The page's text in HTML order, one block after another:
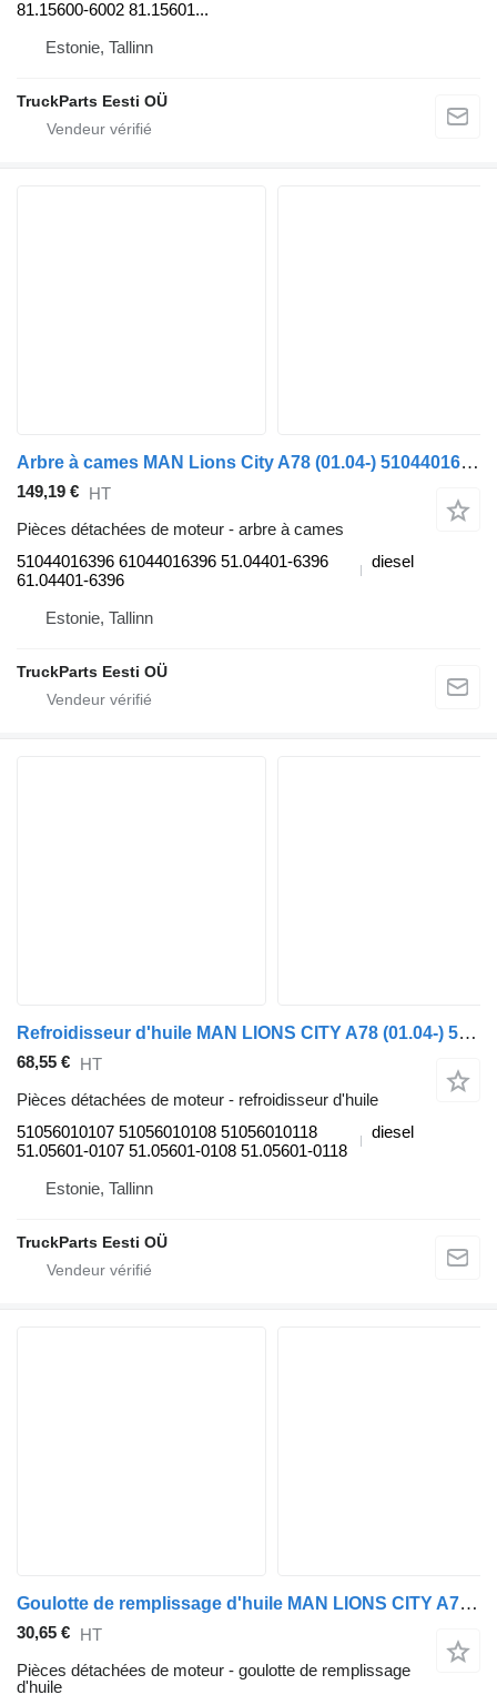
81.15600-6002 81.15601...
Estonie, Tallinn
TruckParts Eesti OÜ
Arbre à cames MAN Lions City A78 (01.04-) 51044016396 pour MAN Lion's bus (1991-)
149,19 € HT
Pièces détachées de moteur - arbre à cames
51044016396 61044016396 51.04401-6396
61.04401-6396
diesel
Estonie, Tallinn
TruckParts Eesti OÜ
Refroidisseur d'huile MAN LIONS CITY A78 (01.04-) 51056010107 pour MAN Lion's bus (1991-)
68,55 € HT
Pièces détachées de moteur - refroidisseur d'huile
51056010107 51056010108 51056010118
51.05601-0107 51.05601-0108 51.05601-0118
diesel
Estonie, Tallinn
TruckParts Eesti OÜ
Goulotte de remplissage d'huile MAN LIONS CITY A78 (01.04-) 51057045304 pour MAN Lion's bus (1991-)
30,65 € HT
Pièces détachées de moteur - goulotte de remplissage
d'huile